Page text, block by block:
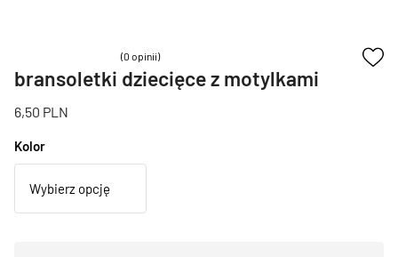
(0 opinii)
bransoletki dziecięce z motylkami
6,50 PLN
Kolor